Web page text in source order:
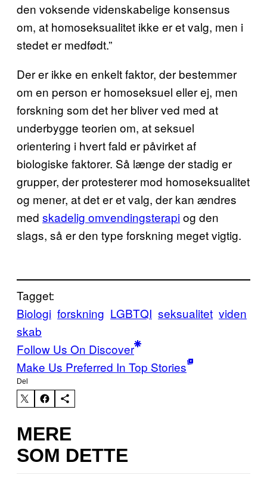
den voksende videnskabelige konsensus
om, at homoseksualitet ikke er et valg, men i
stedet er medfødt.”
Der er ikke en enkelt faktor, der bestemmer
om en person er homoseksuel eller ej, men
forskning som det her bliver ved med at
underbygge teorien om, at seksuel
orientering i hvert fald er påvirket af
biologiske faktorer. Så længe der stadig er
grupper, der protesterer mod homoseksualitet
og mener, at det er et valg, der kan ændres
med skadelig omvendingsterapiog den
slags, så er den type forskning meget vigtig.
Tagget:
Biologi forskning LGBTQI seksualitet viden
skab
Follow Us On Discover
Make Us Preferred In Top Stories
Del
MERE
SOM DETTE